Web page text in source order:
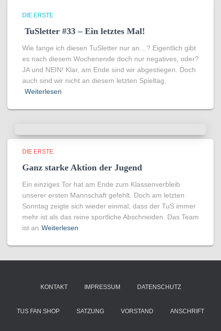
DIE ERSTE
TuSletter #33 – Ein letztes Mal!
Wie fange ich diesen TuSletter nur an…? Eigentlich gibt
es nach diesem Wochenende doch nur negatives, oder?
JA und NEIN! Klar, am Ende sind wir abgestiegen. Doch
auch sind wir nicht an diesem letzten Spieltag,
Weiterlesen
DIE ERSTE
Ganz starke Aktion der Jugend
Ein einziges Tor hat am Ende zum Klassenverbleib
unserer ersten Mannschaft gefehlt. Doch am letzten
Sonntag zeigte sich wieder einmal, dass der TuS immer
mehr ist als das reine sportliche Abschneiden. Das Team
ist an Weiterlesen
KONTAKT IMPRESSUM DATENSCHUTZ
TUS FAN SHOP SATZUNG VORSTAND ANSCHRIFT